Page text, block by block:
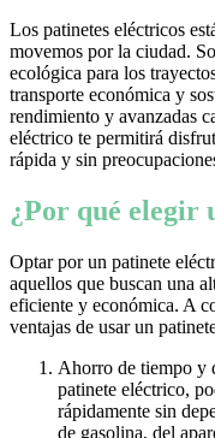
Los patinetes eléctricos
movemos por la ciudad.
ecológica para los
transporte económica y
rendimiento y avanzadas
eléctrico te permitirá
rápida y sin
¿Por qué elegir
Optar por un patinete
aquellos que buscan una
eficiente y económica. A
ventajas de usar un
Ahorro de tiempo y
patinete eléctrico,
rápidamente sin
de gasolina, del